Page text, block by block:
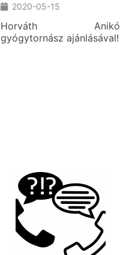
2020-05-15
Horváth Anikó
gyógytornász ajánlásával!